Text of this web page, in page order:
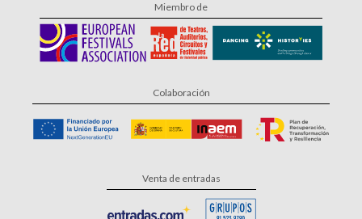
Miembro de
Colaboración
Venta de entradas